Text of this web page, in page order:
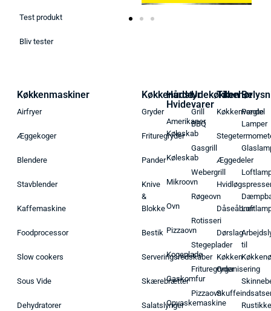
Test produkt
Bliv tester
Køkkenmaskiner
Airfryer
Æggekoger
Blendere
Stavblender
Kaffemaskine
Foodprocessor
Slow cookers
Sous Vide
Dehydratorer
Køkkenudstyr
Gryder
Frituregryder
Pander
Knive
&
Blokke
Bestik
Serveringsredskaber
Skærebrætter
Salatslynger
Hårde
Hvidevarer
Amerikaner
Køleskab
Køleskab
Mikroovn
Ovn
Pizzaovn
Kogeplade
Gaskomfur
Opvaskemaskine
Udekøkken
Grill
BBQ
Gasgrill
Webergrill
Røgeovn
Rotisseri
Stegeplader
Frituregryder
Pizzaovn
Tilbehør
Køkkenvægte
Æggedeler
Dåseåbner
Dørslag
Køkken
Organisering
Pendel
Lamper
til
Rustikke